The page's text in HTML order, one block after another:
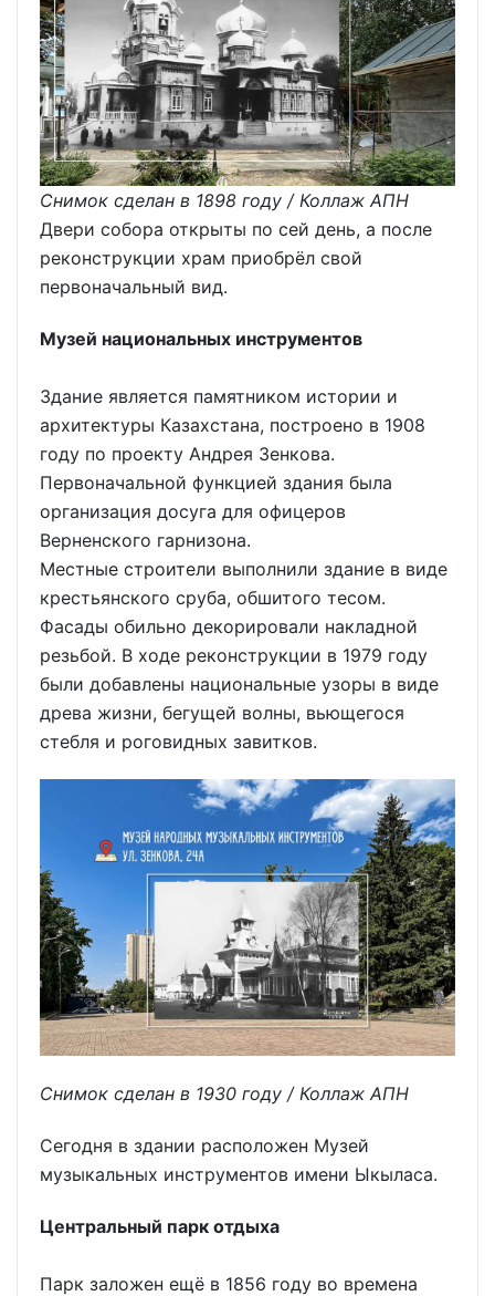
Снимок сделан в 1898 году / Коллаж АПН
Двери собора открыты по сей день, а после
реконструкции храм приобрёл свой
первоначальный вид.
Музей национальных инструментов
Здание является памятником истории и
архитектуры Казахстана, построено в 1908
году по проекту Андрея Зенкова.
Первоначальной функцией здания была
организация досуга для офицеров
Верненского гарнизона.
Местные строители выполнили здание в виде
крестьянского сруба, обшитого тесом.
Фасады обильно декорировали накладной
резьбой. В ходе реконструкции в 1979 году
были добавлены национальные узоры в виде
древа жизни, бегущей волны, вьющегося
стебля и роговидных завитков.
Снимок сделан в 1930 году / Коллаж АПН
Сегодня в здании расположен Музей
музыкальных инструментов имени Ыкыласа.
Центральный парк отдыха
Парк заложен ещё в 1856 году во времена